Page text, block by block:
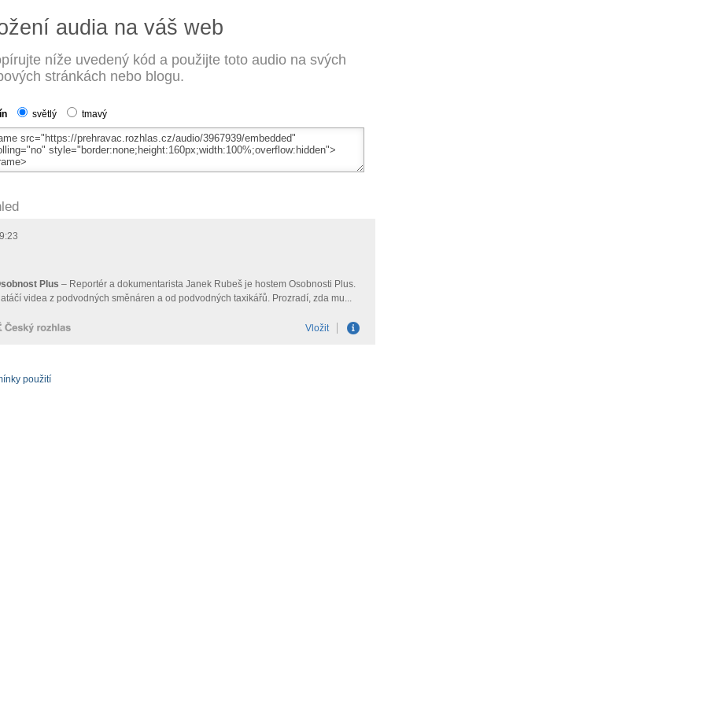
audia na váš web
níže uvedený kód a použijte toto audio na svých
stránkách nebo blogu.
světlý tmavý
použití